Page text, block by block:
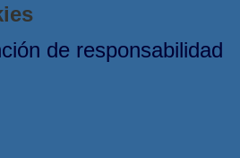
de responsabilidad